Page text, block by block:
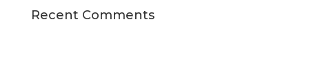
Recent Comments